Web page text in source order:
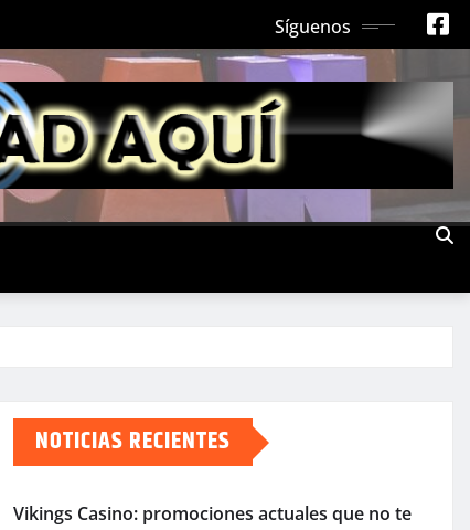
Síguenos
NOTICIAS RECIENTES
Vikings Casino: promociones actuales que no te